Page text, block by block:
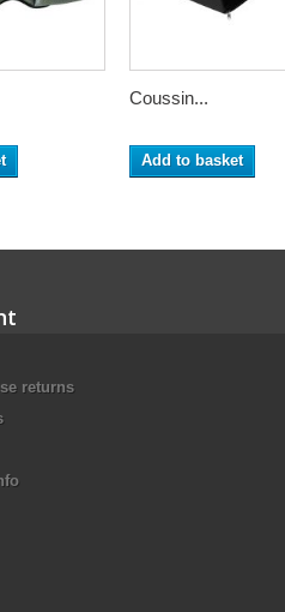
Coussin...
Add to basket
returns